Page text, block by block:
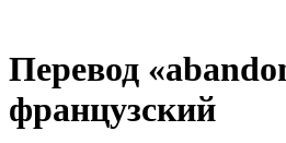
Перевод
французский